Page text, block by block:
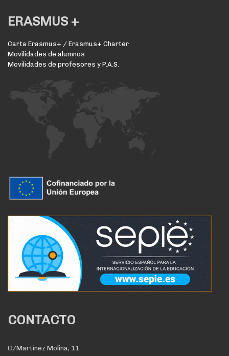
ERASMUS +
Carta Erasmus+ / Erasmus+ Charter
Movilidades de alumnos
Movilidades de profesores y P.A.S.
CONTACTO
C/Martínez Molina, 11